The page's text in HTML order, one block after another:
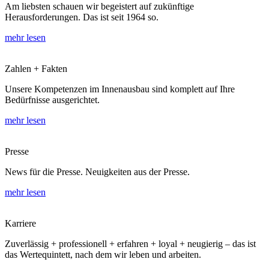
Am liebsten schauen wir begeistert auf zukünftige
Herausforderungen. Das ist seit 1964 so.
mehr lesen
Zahlen + Fakten
Unsere Kompetenzen im Innenausbau sind komplett auf Ihre
Bedürfnisse ausgerichtet.
mehr lesen
Presse
News für die Presse. Neuigkeiten aus der Presse.
mehr lesen
Karriere
Zuverlässig + professionell + erfahren + loyal + neugierig – das ist
das Wertequintett, nach dem wir leben und arbeiten.